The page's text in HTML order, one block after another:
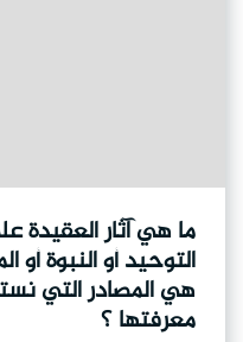
ما هي آثار العقيدة
التوحيد أو النبوة أو
هي المصادر التي
معرفتها ؟